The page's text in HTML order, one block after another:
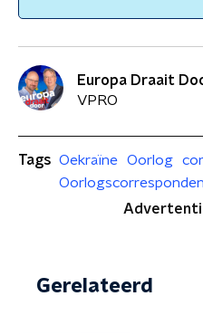
Europa Draait
VPRO
Tags Oekraïne Oorlog
Gerelateerd